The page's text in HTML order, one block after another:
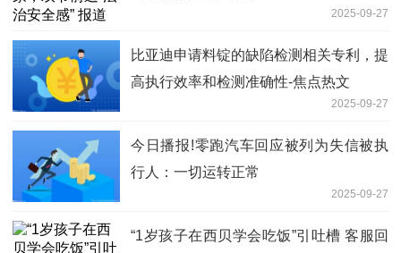
2025-09-27
比亚迪申请料锭的缺陷检测相关专利，提
高执行效率和检测准确性-焦点热文
2025-09-27
今日播报!零跑汽车回应被列为失信被执
行人：一切运转正常
2025-09-27
“1岁孩子在西贝学会吃饭”引吐槽 客服回